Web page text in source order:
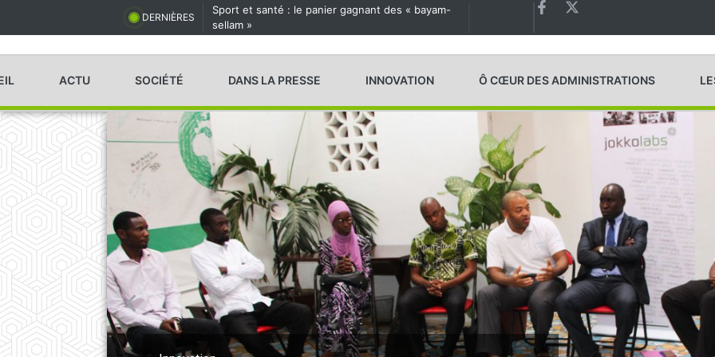
DERNIÈRES
Sport et santé : le panier gagnant des « bayam-
sellam »
Les États généraux de la Santé en préparation
ACTU SOCIÉTÉ DANS LA PRESSE INNOVATION Ô CŒUR DES ADMINISTRATIONS